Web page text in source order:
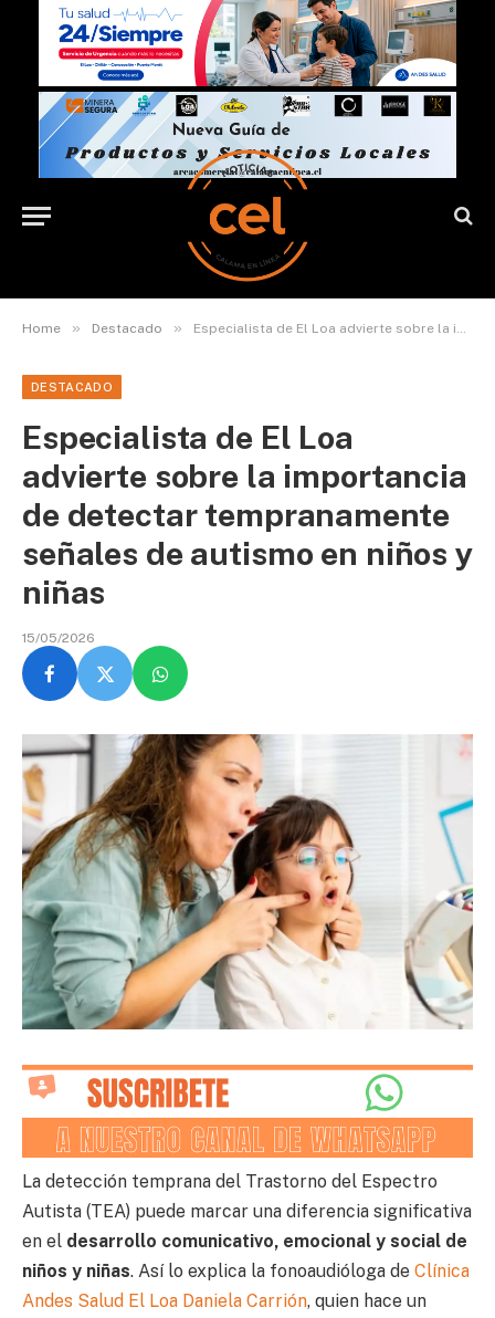
Home » Destacado » Especialista de El Loa advierte sobre la importancia de detectar tempranamente señales de autismo en niños y niñas
DESTACADO
Especialista de El Loa
advierte sobre la importancia
de detectar tempranamente
señales de autismo en niños y
niñas
15/05/2026
La detección temprana del Trastorno del Espectro
Autista (TEA) puede marcar una diferencia significativa
en el desarrollo comunicativo, emocional y social de
niños y niñas. Así lo explica la fonoaudióloga de Clínica
Andes Salud El Loa Daniela Carrión, quien hace un